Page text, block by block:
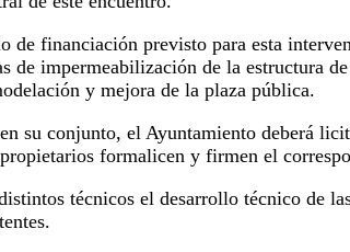
de financiación previsto para esta
de impermeabilización de la estructura
y mejora de la plaza pública.
su conjunto, el Ayuntamiento deberá
formalicen y firmen el
técnicos el desarrollo técnico de